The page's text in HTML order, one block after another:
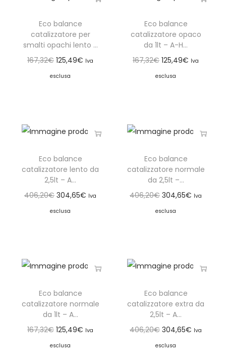
Eco balance
catalizzatore per
smalti opachi lento ...
167,32€ 125,49€ Iva
esclusa
Eco balance
catalizzatore opaco
da 1lt – A-H...
167,32€ 125,49€ Iva
esclusa
Eco balance
catalizzatore lento da
2,5lt – A...
406,20€ 304,65€ Iva
esclusa
Eco balance
catalizzatore normale
da 2,5lt –...
406,20€ 304,65€ Iva
esclusa
Eco balance
catalizzatore normale
da 1lt – A...
167,32€ 125,49€ Iva
esclusa
Eco balance
catalizzatore extra da
2,5lt – A...
406,20€ 304,65€ Iva
esclusa